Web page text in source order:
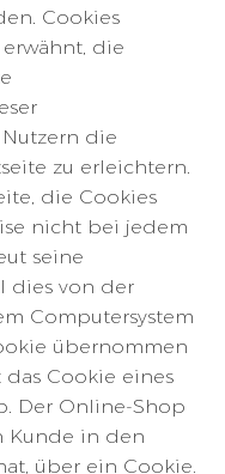
Cookies
die
die
zu erleichtern.
die Cookies
nicht bei jedem
seine
dies von der
Computersystem
übernommen
Cookie eines
Der Online-Shop
Kunde in den
über ein Cookie.